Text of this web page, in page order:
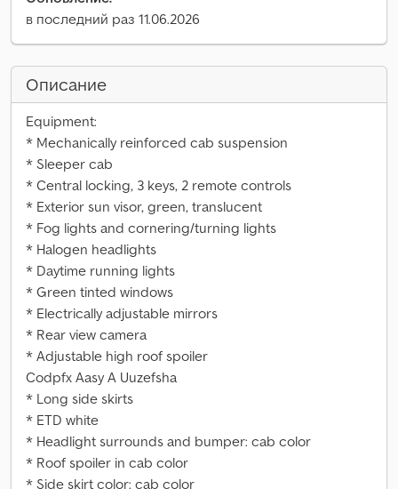
в последний раз 11.06.2026
Описание
Equipment:
* Mechanically reinforced cab suspension
* Sleeper cab
* Central locking, 3 keys, 2 remote controls
* Exterior sun visor, green, translucent
* Fog lights and cornering/turning lights
* Halogen headlights
* Daytime running lights
* Green tinted windows
* Electrically adjustable mirrors
* Rear view camera
* Adjustable high roof spoiler
Codpfx Aasy A Uuzefsha
* Long side skirts
* ETD white
* Headlight surrounds and bumper: cab color
* Roof spoiler in cab color
* Side skirt color: cab color